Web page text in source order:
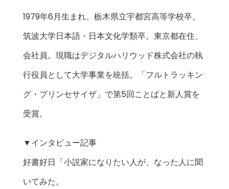
1979年6月生まれ。栃木県立宇都宮高等学校卒。
筑波大学日本語・日本文化学類卒。東京都在住、
会社員。現職はデジタルハリウッド株式会社の執
行役員として大学事業を統括。「フルトラッキン
グ・プリンセサイザ」で第5回ことばと新人賞を
受賞。
▼インタビュー記事
好書好日「小説家になりたい人が、なった人に聞
いてみた。